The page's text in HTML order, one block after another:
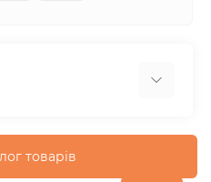
товарів